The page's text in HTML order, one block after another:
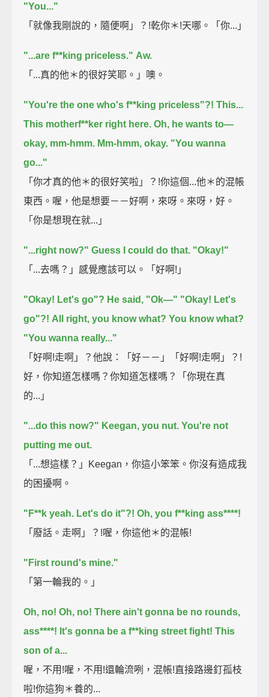
"You..."
「就像我剛說的，隨便啊」？!乾你＊!天哪。「你...」
"...are f**king priceless." Aw.
「...真的他＊的很好笑耶。」噢。
"You're the one who's f**king priceless"?! This...
This motherf**ker right here. Oh, he wants to—
okay, mm-hmm. Mm-hmm, okay. "You wanna
go..."
「你才真的他＊的很好笑啦」？!你這個...他＊的混帳
東西。喔，他是想要－－好啊，來呀。來呀，好。
「你是想現在就...」
"...right now?" Guess I could do that. "Okay!"
「...去嗎？」感覺應該可以。「好啊!」
"Okay! Let's go"? He said, "Ok—" "Okay! Let's
go"?! All right, you know what? You know what?
"You wanna really..."
「好啊!走啊」？他說：「好－－」「好啊!走啊」？!
好，你知道怎樣嗎？你知道怎樣嗎？「你現在真
的...」
"...do this now?" Keegan, you nut. You're not
putting me out.
「...想這樣？」Keegan，你這小笨笨。你沒有造成我
的困擾啊。
"F**k yeah. Let's do it"?! Oh, you f**king ass****!
「廢話。走啊」？!喔，你這他＊的混帳!
"First round's mine."
「第一輪我的。」
Oh, no! Oh, no! There ain't gonna be no rounds,
ass****! It's gonna be a f**king street fight! This
son of a...
喔，不用!喔，不用!還輪流咧，混帳!直接路邊釘孤枝
啦!你這狗＊養的...